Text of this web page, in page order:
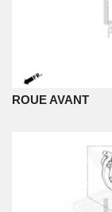
ROUE AVANT